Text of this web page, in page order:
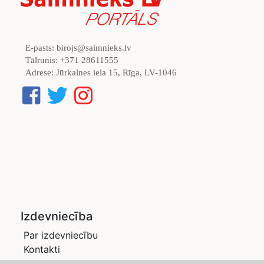
E-pasts: birojs@saimnieks.lv
Tālrunis: +371 28611555
Adrese: Jūrkalnes iela 15, Rīga, LV-1046
Izdevniecība
Par izdevniecību
Kontakti